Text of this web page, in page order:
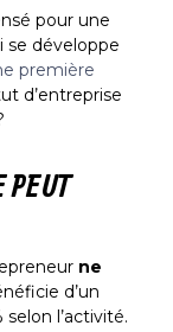
pour une
se développe
première
d’entreprise
PEUT
ne
d’un
l’activité.